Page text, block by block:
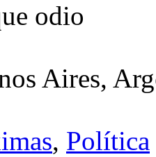
odio
Aires,
, Política